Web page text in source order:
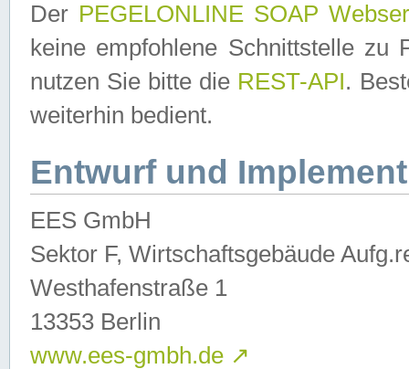
Der PEGELONLINE SOAP
keine empfohlene Schnittstelle zu
nutzen Sie bitte die REST-API.
weiterhin bedient.
Entwurf und
EES GmbH
Sektor F, Wirtschaftsgebäude
Westhafenstraße 1
13353 Berlin
www.ees-gmbh.de ↗